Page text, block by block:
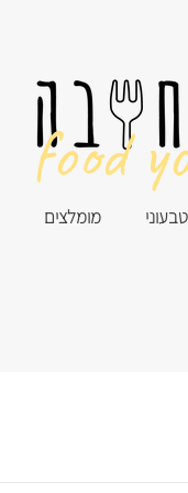
מומלצים טבעוני
food